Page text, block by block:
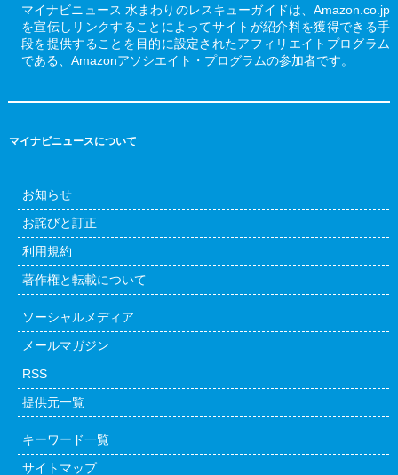
マイナビニュース 水まわりのレスキューガイドは、Amazon.co.jp
を宣伝しリンクすることによってサイトが紹介料を獲得できる手
段を提供することを目的に設定されたアフィリエイトプログラム
である、Amazonアソシエイト・プログラムの参加者です。
マイナビニュースについて
お知らせ
お詫びと訂正
利用規約
著作権と転載について
ソーシャルメディア
メールマガジン
RSS
提供元一覧
キーワード一覧
サイトマップ